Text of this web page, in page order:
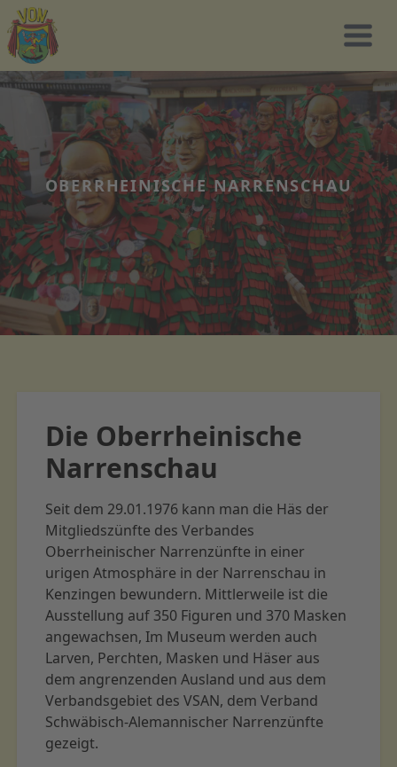
OBERRHEINISCHE NARRENSCHAU
Die Oberrheinische
Narrenschau
Seit dem 29.01.1976 kann man die Häs der
Mitgliedszünfte des Verbandes
Oberrheinischer Narrenzünfte in einer
urigen Atmosphäre in der Narrenschau in
Kenzingen bewundern. Mittlerweile ist die
Ausstellung auf 350 Figuren und 370 Masken
angewachsen, Im Museum werden auch
Larven, Perchten, Masken und Häser aus
dem angrenzenden Ausland und aus dem
Verbandsgebiet des VSAN, dem Verband
Schwäbisch-Alemannischer Narrenzünfte
gezeigt.